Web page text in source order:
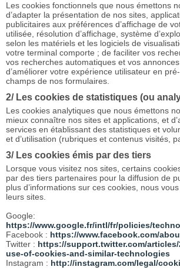
Les cookies fonctionnels que nous émettons
d’adapter la présentation de nos sites,
publicitaires aux préférences d’affichage de
utilisée, résolution d’affichage, système
selon les matériels et les logiciels de
votre terminal comporte ; de faciliter vos
vos recherches automatiques et vos
d’améliorer votre expérience utilisateur en
champs de nos formulaires.
2/ Les cookies de statistiques (ou
Les cookies analytiques que nous émettons
mieux connaître nos sites et applications, et
services en établissant des statistiques et
et d’utilisation (rubriques et contenus visités,
3/ Les cookies émis par des tiers
Lorsque vous visitez nos sites, certains
par des tiers partenaires pour la diffusion de
plus d’informations sur ces cookies, nous
leurs sites.
Google:
https://www.google.fr/intl/fr/policies/
Facebook : https://www.facebook.com/
Twitter : https://support.twitter.com/articles/
use-of-cookies-and-similar-technologies
Instagram : http://instagram.com/legal/